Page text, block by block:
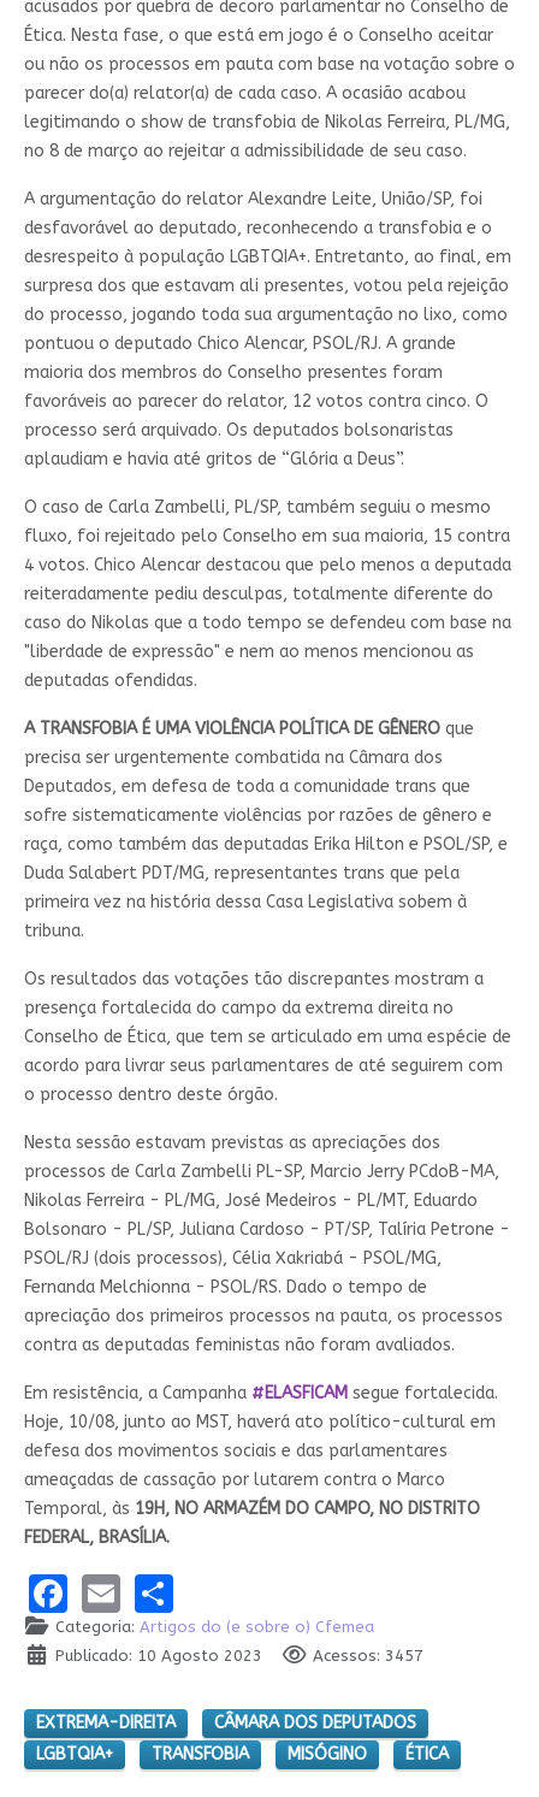
acusados por quebra de decoro parlamentar no Conselho de
Ética. Nesta fase, o que está em jogo é o Conselho aceitar
ou não os processos em pauta com base na votação sobre o
parecer do(a) relator(a) de cada caso. A ocasião acabou
legitimando o show de transfobia de Nikolas Ferreira, PL/MG,
no 8 de março ao rejeitar a admissibilidade de seu caso.
A argumentação do relator Alexandre Leite, União/SP, foi
desfavorável ao deputado, reconhecendo a transfobia e o
desrespeito à população LGBTQIA+. Entretanto, ao final, em
surpresa dos que estavam ali presentes, votou pela rejeição
do processo, jogando toda sua argumentação no lixo, como
pontuou o deputado Chico Alencar, PSOL/RJ. A grande
maioria dos membros do Conselho presentes foram
favoráveis ao parecer do relator, 12 votos contra cinco. O
processo será arquivado. Os deputados bolsonaristas
aplaudiam e havia até gritos de “Glória a Deus”.
O caso de Carla Zambelli, PL/SP, também seguiu o mesmo
fluxo, foi rejeitado pelo Conselho em sua maioria, 15 contra
4 votos. Chico Alencar destacou que pelo menos a deputada
reiteradamente pediu desculpas, totalmente diferente do
caso do Nikolas que a todo tempo se defendeu com base na
"liberdade de expressão" e nem ao menos mencionou as
deputadas ofendidas.
A TRANSFOBIA É UMA VIOLÊNCIA POLÍTICA DE GÊNERO que
precisa ser urgentemente combatida na Câmara dos
Deputados, em defesa de toda a comunidade trans que
sofre sistematicamente violências por razões de gênero e
raça, como também das deputadas Erika Hilton e PSOL/SP, e
Duda Salabert PDT/MG, representantes trans que pela
primeira vez na história dessa Casa Legislativa sobem à
tribuna.
Os resultados das votações tão discrepantes mostram a
presença fortalecida do campo da extrema direita no
Conselho de Ética, que tem se articulado em uma espécie de
acordo para livrar seus parlamentares de até seguirem com
o processo dentro deste órgão.
Nesta sessão estavam previstas as apreciações dos
processos de Carla Zambelli PL-SP, Marcio Jerry PCdoB-MA,
Nikolas Ferreira - PL/MG, José Medeiros - PL/MT, Eduardo
Bolsonaro - PL/SP, Juliana Cardoso - PT/SP, Talíria Petrone -
PSOL/RJ (dois processos), Célia Xakriabá - PSOL/MG,
Fernanda Melchionna - PSOL/RS. Dado o tempo de
apreciação dos primeiros processos na pauta, os processos
contra as deputadas feministas não foram avaliados.
Em resistência, a Campanha #ELASFICAM segue fortalecida.
Hoje, 10/08, junto ao MST, haverá ato político-cultural em
defesa dos movimentos sociais e das parlamentares
ameaçadas de cassação por lutarem contra o Marco
Temporal, às 19H, NO ARMAZÉM DO CAMPO, NO DISTRITO
FEDERAL, BRASÍLIA.
Facebook
EmailShare
Categoria: Artigos do (e sobre o) Cfemea
Publicado: 10 Agosto 2023
Acessos: 3457
EXTREMA-DIREITA
CÂMARA DOS DEPUTADOS
LGBTQIA+
TRANSFOBIA MISÓGINO ÉTICA